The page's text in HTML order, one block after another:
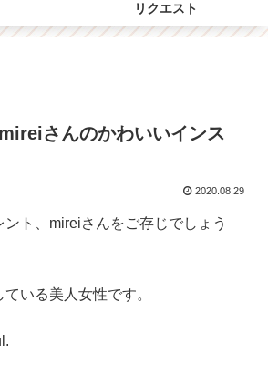
リクエスト
さんのかわいいインス
2020.08.29
ト、mireiさんをご存じでしょう
いる美人女性です。